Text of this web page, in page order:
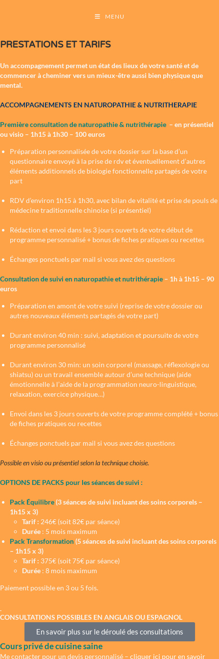
MENU
PRESTATIONS ET TARIFS
Un accompagnement permet un état des lieux de votre santé et de
commencer à cheminer vers un mieux-être aussi bien physique que
mental.
ACCOMPAGNEMENTS EN NATUROPATHIE & NUTRITHERAPIE
Première consultation de naturopathie & nutrithérapie – en présentiel
ou visio – 1h15 à 1h30 – 100 euros
Préparation personnalisée de votre dossier sur la base d’un
questionnaire envoyé à la prise de rdv et éventuellement d’autres
éléments additionnels de biologie fonctionnelle partagés de votre
part
RDV d’environ 1h15 à 1h30, avec bilan de vitalité et prise de pouls de
médecine traditionnelle chinoise (si présentiel)
Rédaction et envoi dans les 3 jours ouverts de votre début de
programme personnalisé + bonus de fiches pratiques ou recettes
Échanges ponctuels par mail si vous avez des questions
Consultation de suivi en naturopathie et nutrithérapie – 1h à 1h15 – 90
euros
Préparation en amont de votre suivi (reprise de votre dossier ou
autres nouveaux éléments partagés de votre part)
Durant environ 40 min : suivi, adaptation et poursuite de votre
programme personnalisé
Durant environ 30 min: un soin corporel (massage, réflexologie ou
shiatsu) ou un travail ensemble autour d’une technique (aide
émotionnelle à l’aide de la programmation neuro-linguistique,
relaxation, exercice physique…)
Envoi dans les 3 jours ouverts de votre programme complété + bonus
de fiches pratiques ou recettes
Échanges ponctuels par mail si vous avez des questions
Possible en visio ou présentiel selon la technique choisie.
OPTIONS DE PACKS pour les séances de suivi :
Pack Équilibre(3 séances de suivi incluant des soins corporels –
1h15 x 3)
Tarif : 246€ (soit 82€ par séance)
Durée : 5 mois maximum
Pack Transformation(5 séances de suivi incluant des soins corporels
– 1h15 x 3)
Tarif : 375€ (soit 75€ par séance)
Durée : 8 mois maximum
Paiement possible en 3 ou 5 fois.
CONSULTATIONS POSSIBLES EN ANGLAIS OU ESPAGNOL
En savoir plus sur le déroulé des consultations
Cours privé de cuisine saine
Me contacter pour un devis personnalisé – cliquer ici pour en savoir